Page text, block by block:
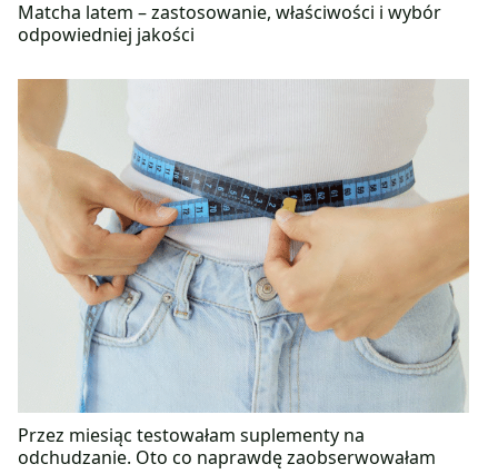
Matcha latem – zastosowanie, właściwości i wybór
odpowiedniej jakości
Przez miesiąc testowałam suplementy na
odchudzanie. Oto co naprawdę zaobserwowałam